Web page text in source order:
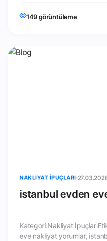
149 görüntüleme
NAKLIYAT İPUÇLARI
istanbul evden
Kategori:Nakliyat
eve nakliyat yorumlar,